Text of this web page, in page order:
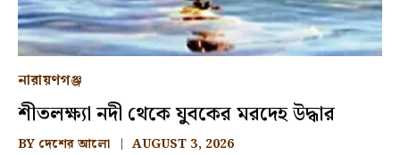
নারায়ণগঞ্জ
শীতলক্ষ্যা নদী থেকে যুবকের মরদেহ উদ্ধার
BY দেশের আলো AUGUST 3, 2026